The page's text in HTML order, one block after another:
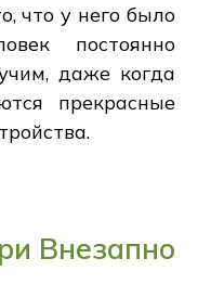
что у него было
постоянно
даже когда
прекрасные
Внезапно